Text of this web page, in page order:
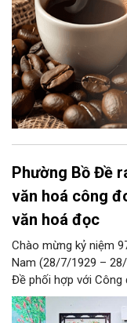
Phường Bồ Đề
văn hoá công
văn hoá đọc
Chào mừng kỷ niệm
Nam (28/7/1929 –
Đề phối hợp với Công
đoàn Trường Tiểu
“Không gian văn hóa